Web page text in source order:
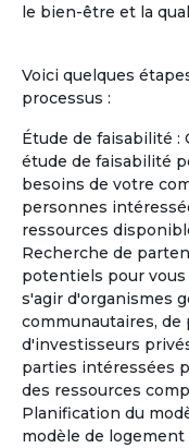
le bien-être et la
Voici quelques
processus :
Étude de faisabilité :
étude de faisabilité
besoins de votre
personnes
ressources
Recherche de
potentiels pour
s'agir d'organismes
communautaires, de
d'investisseurs
parties intéressées
des ressources
Planification du
modèle de